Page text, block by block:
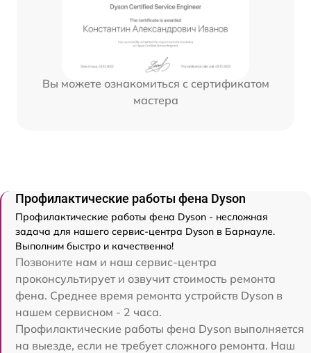
Вы можете ознакомиться с сертификатом
мастера
Профилактические работы фена Dyson
Профилактические работы фена Dyson - несложная
задача для нашего сервис-центра Dyson в Барнауле.
Выполним быстро и качественно!
Позвоните нам и наш сервис-центра
проконсультирует и озвучит стоимость ремонта
фена. Среднее время ремонта устройств Dyson в
нашем сервисном - 2 часа.
Профилактические работы фена Dyson выполняется
на выезде, если не требует сложного ремонта. Наш